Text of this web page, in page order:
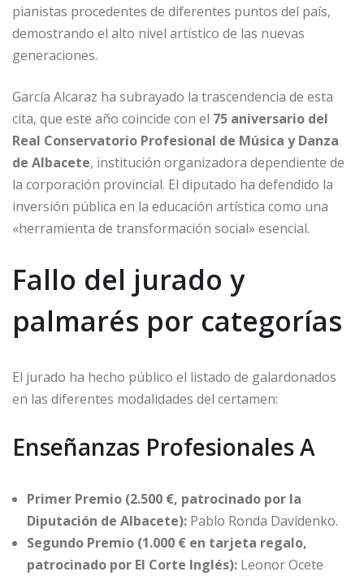
pianistas procedentes de diferentes puntos del país,
demostrando el alto nivel artístico de las nuevas
generaciones.
García Alcaraz ha subrayado la trascendencia de esta
cita, que este año coincide con el 75 aniversario del
Real Conservatorio Profesional de Música y Danza
de Albacete, institución organizadora dependiente de
la corporación provincial. El diputado ha defendido la
inversión pública en la educación artística como una
«herramienta de transformación social» esencial.
Fallo del jurado y
palmarés por categorías
El jurado ha hecho público el listado de galardonados
en las diferentes modalidades del certamen:
Enseñanzas Profesionales A
Primer Premio (2.500 €, patrocinado por la
Diputación de Albacete): Pablo Ronda Davidenko.
Segundo Premio (1.000 € en tarjeta regalo,
patrocinado por El Corte Inglés): Leonor Ocete